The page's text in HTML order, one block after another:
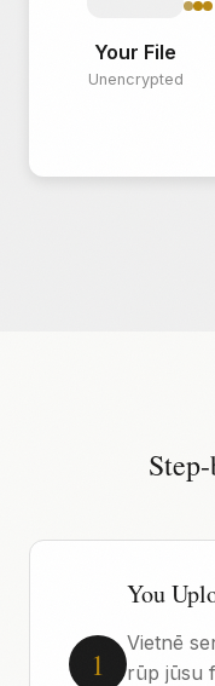
Your File
Unencrypted
1
You
Vietnē
rūp jūsu